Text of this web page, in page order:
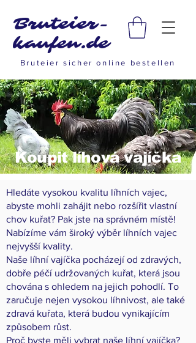
Bruteier-
kaufen.de
Bruteier sicher online bestellen
Koupit líhová vajíčka
Hledáte vysokou kvalitu líhních vajec,
abyste mohli zahájit nebo rozšířit vlastní
chov kuřat? Pak jste na správném místě!
Nabízíme vám široký výběr líhních vajec
nejvyšší kvality.
Naše líhní vajíčka pocházejí od zdravých,
dobře péčí udržovaných kuřat, která jsou
chována s ohledem na jejich pohodlí. To
zaručuje nejen vysokou líhnivost, ale také
zdravá kuřata, která budou vynikajícím
způsobem růst.
Proč byste měli vybrat naše líhní vajíčka?